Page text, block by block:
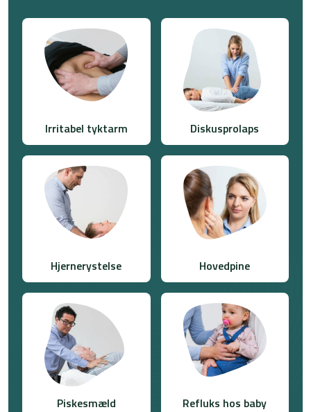
Irritabel tyktarm​ Diskusprolaps
Hjernerystelse Hovedpine
Piskesmæld Refluks hos baby